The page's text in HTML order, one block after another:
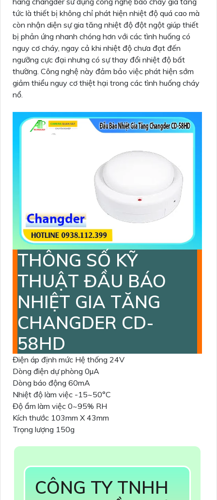
tức là thiết bị không chỉ phát hiện nhiệt độ quá cao mà
còn nhận diện sự gia tăng nhiệt độ đột ngột giúp thiết
bị phản ứng nhanh chóng hơn với các tình huống có
nguy cơ cháy, ngay cả khi nhiệt độ chưa đạt đến
ngưỡng cực đại nhưng có sự thay đổi nhiệt độ bất
thường. Công nghệ này đảm bảo việc phát hiện sớm
giảm thiểu nguy cơ thiệt hại trong các tình huống cháy
nổ.
THÔNG SỐ KỸ
THUẬT ĐẦU BÁO
NHIỆT GIA TĂNG
CHANGDER CD-
58HD
Điện áp định mức Hệ thống 24V
Dòng điện dự phòng 0µA
Dòng báo động 60mA
Nhiệt độ làm việc -15~50°C
Độ ẩm làm việc 0~95% RH
Kích thước 103mm X 43mm
Trọng lượng 150g
CÔNG TY TNHH